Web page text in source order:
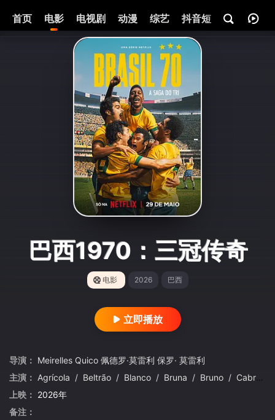
首页 电影 电视剧 动漫 综艺 抖音短剧 即将热映
巴西1970：三冠传奇
电影 2026 巴西
立即播放
导演： Meirelles Quico 佩德罗·莫雷利 保罗· 莫雷利
主演： Agrícola / Beltrão / Blanco / Bruna / Bruno / Cabral
上映： 2026年
备注：